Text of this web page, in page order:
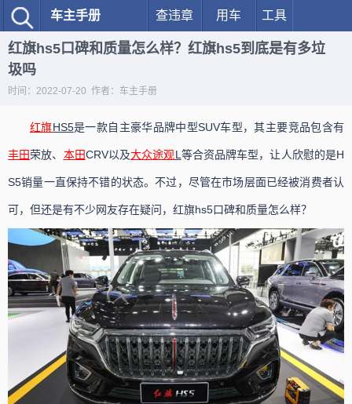
车主手册 查违章 用车 工具
红旗hs5口碑和质量怎么样？红旗hs5到底是有多垃
圾吗
时间：2022-07-20 作者：车主手册
红旗HS5是一款自主豪华品牌中型SUV车型，其主要竞品包含有
丰田荣放、 本田CRV以及大众途观L 等合资品牌车型，让人欣慰的是H
S5销量一直保持不错的状态。不过，尽管在市场层面已经被消费者认
可，但还是有不少网友存在疑问，红旗hs5口碑和质量怎么样？